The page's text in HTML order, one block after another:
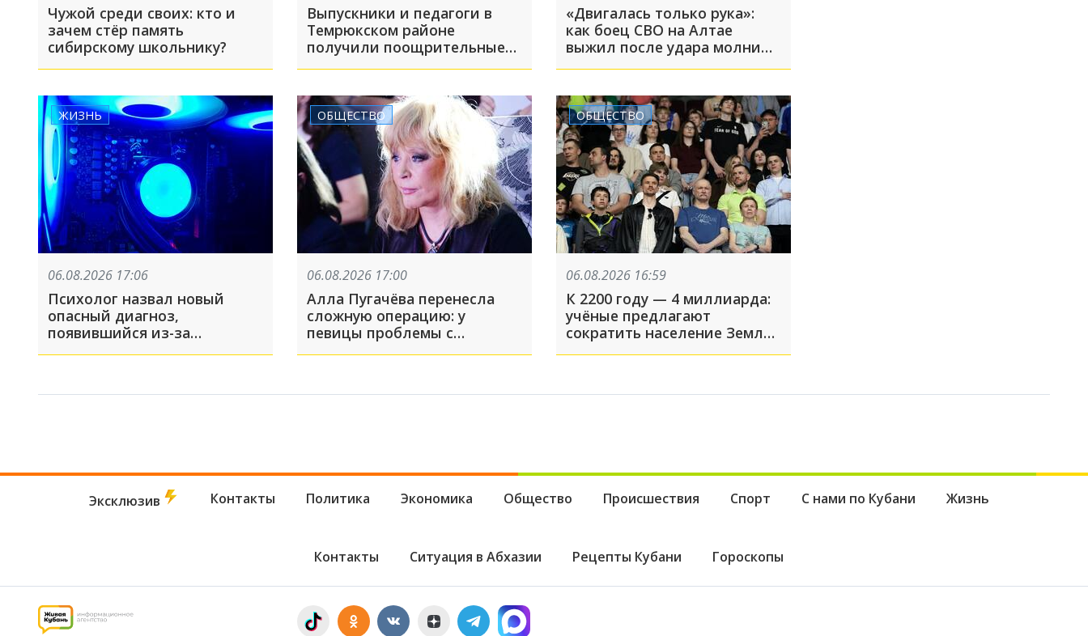
Чужой среди своих: кто и
зачем стёр память
сибирскому школьнику?
Выпускники и педагоги в
Темрюкском районе
получили поощрительные
премии за высокие
учебного года
«Двигалась только рука»:
как боец СВО на Алтае
выжил после удара молнии
и встречи с медведем
ЖИЗНЬ
06.08.2026 17:06
Психолог назвал новый
опасный диагноз,
появившийся из-за
нейросетей
ОБЩЕСТВО
06.08.2026 17:00
Алла Пугачёва перенесла
сложную операцию: у
певицы проблемы с
суставами. Последствия
ОБЩЕСТВО
06.08.2026 16:59
К 2200 году — 4 миллиарда:
учёные предлагают
сократить население Земли
вдвое. Каким образом?
Эксклюзив Контакты Политика Экономика Общество Происшествия Спорт С нами по Кубани Жизнь
Контакты Ситуация в Абхазии Рецепты Кубани Гороскопы